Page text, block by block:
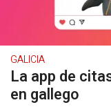
GALICIA
La app de
en gallego